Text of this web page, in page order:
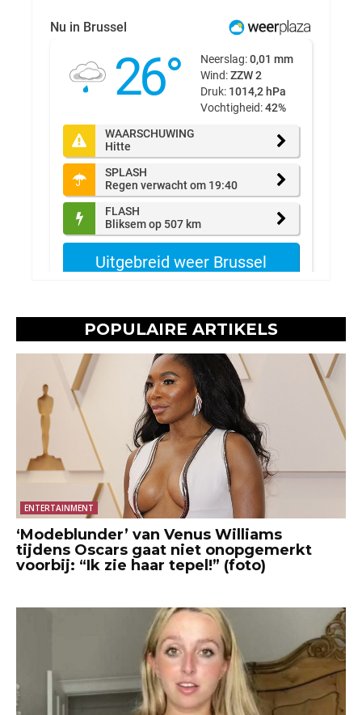
POPULAIRE ARTIKELS
ENTERTAINMENT
‘Modeblunder’ van Venus Williams
tijdens Oscars gaat niet onopgemerkt
voorbij: “Ik zie haar tepel!” (foto)